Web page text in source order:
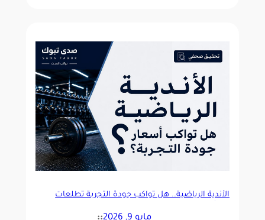
الأندية الرياضية.. هل تواكب جودة التجربة تطلعات
مايو 9, 2026 ::